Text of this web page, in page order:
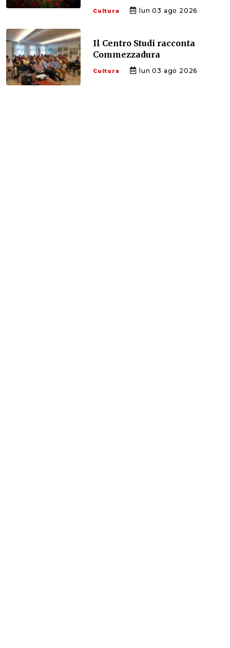
Cultura lun 03 ago 2026
Il Centro Studi racconta
Commezzadura
Cultura lun 03 ago 2026